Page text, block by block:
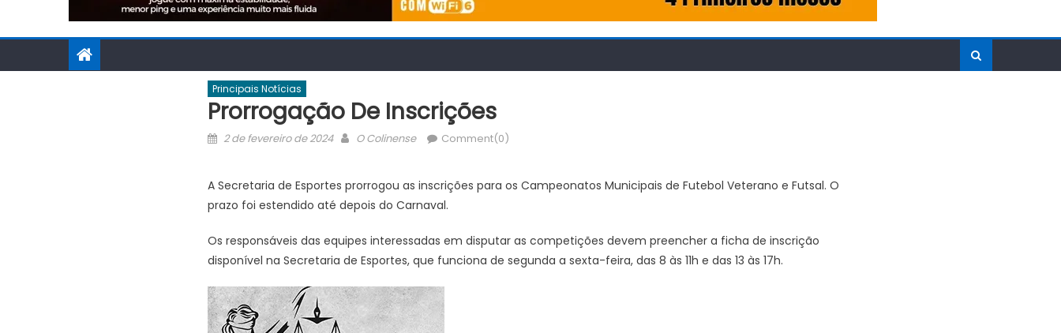
Principais Notícias
Prorrogação De Inscrições
Posted
2 de fevereiro de 2024 Author
O Colinense Comment(0)
A Secretaria de Esportes prorrogou as inscrições para os Campeonatos Municipais de Futebol Veterano e Futsal. O
prazo foi estendido até depois do Carnaval.
Os responsáveis das equipes interessadas em disputar as competições devem preencher a ficha de inscrição
disponível na Secretaria de Esportes, que funciona de segunda a sexta-feira, das 8 às 11h e das 13 às 17h.